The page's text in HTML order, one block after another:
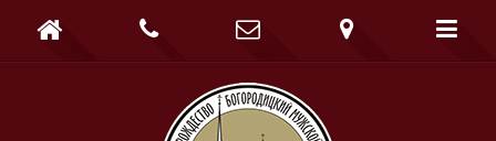
    